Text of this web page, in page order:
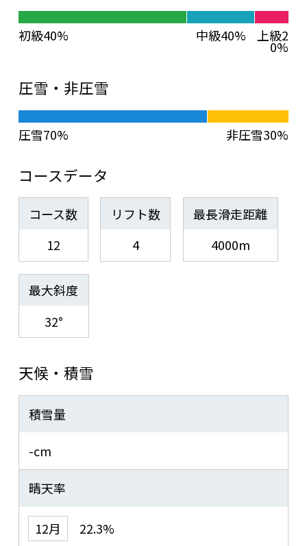
初級40% 中級40% 上級2
0%
圧雪・非圧雪
圧雪70% 非圧雪30%
コースデータ
コース数
12
リフト数
4
最長滑走距離
4000m
最大斜度
32°
天候・積雪
積雪量
-cm
晴天率
12月
22.3%